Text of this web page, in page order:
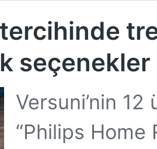
seçenekler
Versuni’nin
“Philips Home